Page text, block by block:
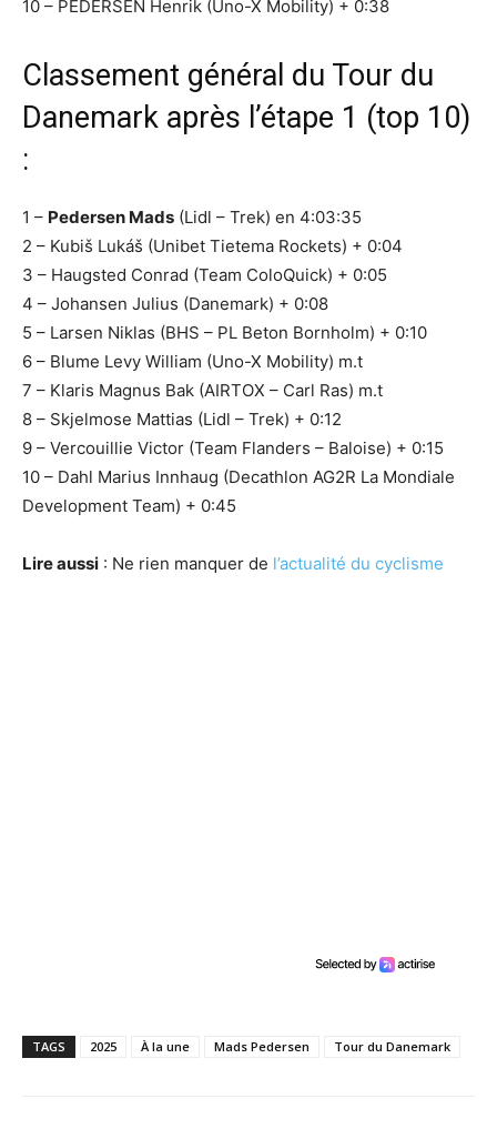
10 – PEDERSEN Henrik (Uno-X Mobility) + 0:38
Classement général du Tour du
Danemark après l’étape 1 (top 10)
:
1 – Pedersen Mads (Lidl – Trek) en 4:03:35
2 – Kubiš Lukáš (Unibet Tietema Rockets) + 0:04
3 – Haugsted Conrad (Team ColoQuick) + 0:05
4 – Johansen Julius (Danemark) + 0:08
5 – Larsen Niklas (BHS – PL Beton Bornholm) + 0:10
6 – Blume Levy William (Uno-X Mobility) m.t
7 – Klaris Magnus Bak (AIRTOX – Carl Ras) m.t
8 – Skjelmose Mattias (Lidl – Trek) + 0:12
9 – Vercouillie Victor (Team Flanders – Baloise) + 0:15
10 – Dahl Marius Innhaug (Decathlon AG2R La Mondiale
Development Team) + 0:45
Lire aussi : Ne rien manquer de l’actualité du cyclisme
TAGS 2025 À la une Mads Pedersen Tour du Danemark